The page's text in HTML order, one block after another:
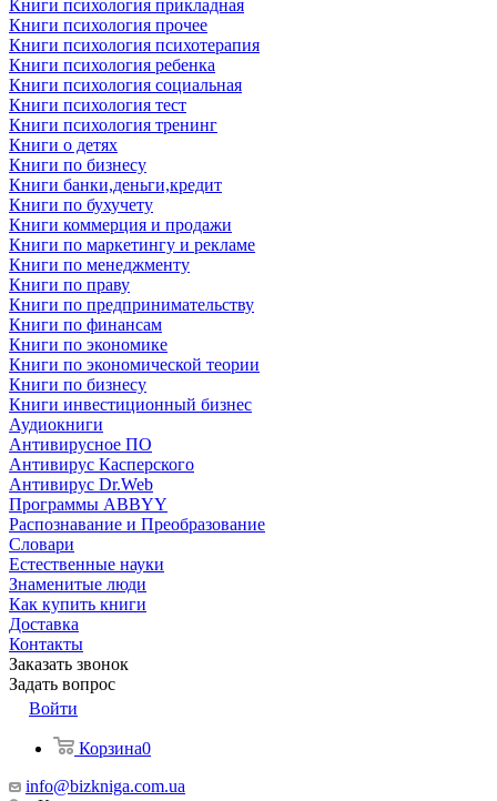
Книги психология прикладная
Книги психология прочее
Книги психология психотерапия
Книги психология ребенка
Книги психология социальная
Книги психология тест
Книги психология тренинг
Книги о детях
Книги по бизнесу
Книги банки,деньги,кредит
Книги по бухучету
Книги коммерция и продажи
Книги по маркетингу и рекламе
Книги по менеджменту
Книги по праву
Книги по предпринимательству
Книги по финансам
Книги по экономике
Книги по экономической теории
Книги по бизнесу
Книги инвестиционный бизнес
Аудиокниги
Антивирусное ПО
Антивирус Касперского
Антивирус Dr.Web
Программы ABBYY
Распознавание и Преобразование
Словари
Естественные науки
Знаменитые люди
Как купить книги
Доставка
Контакты
Заказать звонок
Задать вопрос
Войти
Корзина0
info@bizkniga.com.ua